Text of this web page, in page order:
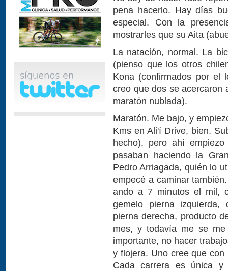
pena hacerlo. Hay días
especial. Con la
mostrarles que su Aita
La natación, normal. La
(pienso que los otros
Kona (confirmados por el
creo que dos se acercaron
maratón nublada).
Maratón. Me bajo, y
Kms en Ali'í Drive, bien.
hecho), pero ahí
pasaban haciendo la
Pedro Arriagada, quién lo
empecé a caminar
ando a 7 minutos el mil,
gemelo pierna
pierna derecha, producto
mes, y todavía me se
importante, no hacer
y flojera. Uno cree que
Cada carrera es única y